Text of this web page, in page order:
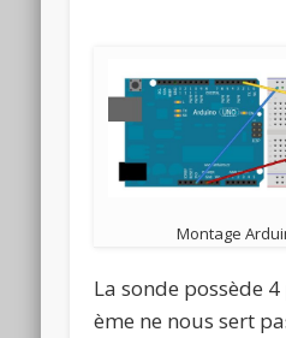
Montage
La sonde possède
ème ne nous sert